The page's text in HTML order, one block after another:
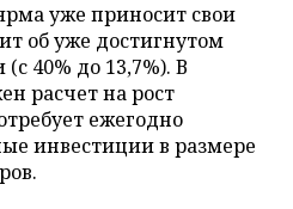
уже приносит свои
об уже достигнутом
40% до 13,7%). В
расчет на рост
ежегодно
инвестиции в размере